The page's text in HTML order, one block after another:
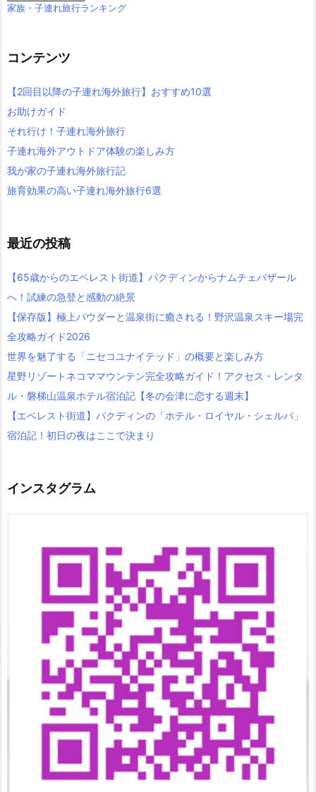
家族・子連れ旅行ランキング
コンテンツ
【2回目以降の子連れ海外旅行】おすすめ10選
お助けガイド
それ行け！子連れ海外旅行
子連れ海外アウトドア体験の楽しみ方
我が家の子連れ海外旅行記
旅育効果の高い子連れ海外旅行6選
最近の投稿
【65歳からのエベレスト街道】パクディンからナムチェバザール
へ！試練の急登と感動の絶景
【保存版】極上パウダーと温泉街に癒される！野沢温泉スキー場完
全攻略ガイド2026
世界を魅了する「ニセコユナイテッド」の概要と楽しみ方
星野リゾートネコママウンテン完全攻略ガイド！アクセス・レンタ
ル・磐梯山温泉ホテル宿泊記【冬の会津に恋する週末】
【エベレスト街道】パクディンの「ホテル・ロイヤル・シェルパ」
宿泊記！初日の夜はここで決まり
インスタグラム